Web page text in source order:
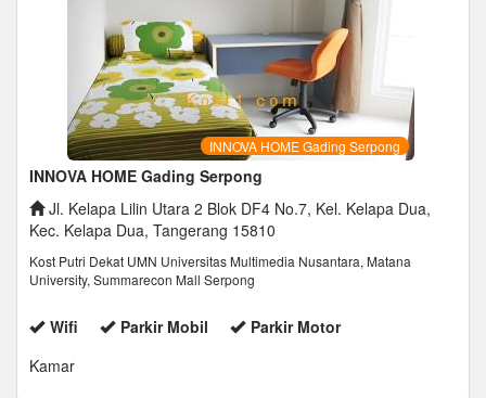
INNOVA HOME Gading Serpong
INNOVA HOME Gading Serpong
Jl. Kelapa Lilin Utara 2 Blok DF4 No.7, Kel. Kelapa Dua,
Kec. Kelapa Dua, Tangerang 15810
Kost Putri Dekat UMN Universitas Multimedia Nusantara, Matana
University, Summarecon Mall Serpong
Wifi Parkir Mobil
Parkir Motor
Kamar